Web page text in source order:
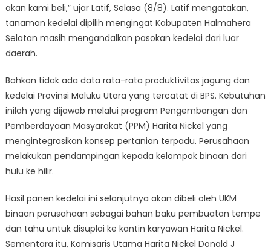
akan kami beli,” ujar Latif, Selasa (8/8). Latif mengatakan,
tanaman kedelai dipilih mengingat Kabupaten Halmahera
Selatan masih mengandalkan pasokan kedelai dari luar
daerah.
Bahkan tidak ada data rata-rata produktivitas jagung dan
kedelai Provinsi Maluku Utara yang tercatat di BPS. Kebutuhan
inilah yang dijawab melalui program Pengembangan dan
Pemberdayaan Masyarakat (PPM) Harita Nickel yang
mengintegrasikan konsep pertanian terpadu. Perusahaan
melakukan pendampingan kepada kelompok binaan dari
hulu ke hilir.
Hasil panen kedelai ini selanjutnya akan dibeli oleh UKM
binaan perusahaan sebagai bahan baku pembuatan tempe
dan tahu untuk disuplai ke kantin karyawan Harita Nickel.
Sementara itu, Komisaris Utama Harita Nickel Donald J